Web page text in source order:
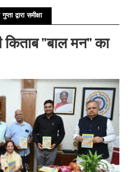
द्वारा समीक्षा
किताब "बाल मन" का